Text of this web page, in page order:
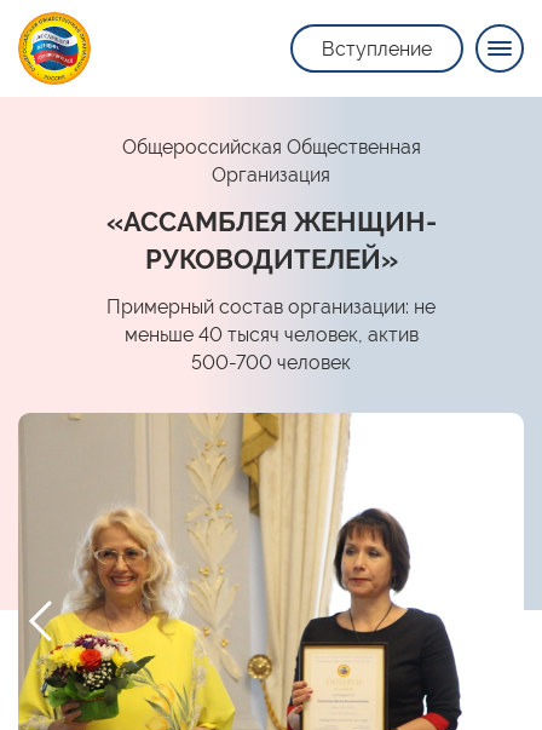
Вступление
Общероссийская Общественная
Организация
«АССАМБЛЕЯ ЖЕНЩИН-
РУКОВОДИТЕЛЕЙ»
Примерный состав организации: не
меньше 40 тысяч человек, актив
500-700 человек